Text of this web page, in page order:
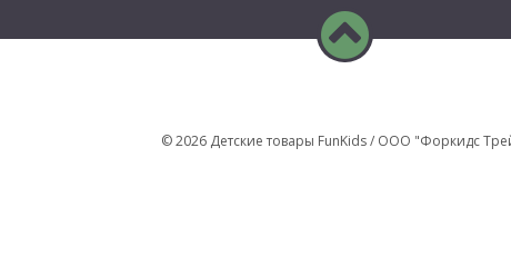
© 2026 Детские товары FunKids / ООО "Форкидс